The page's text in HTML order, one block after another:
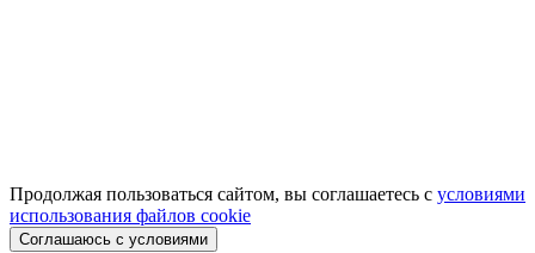
Продолжая пользоваться сайтом, вы соглашаетесь с условиями
использования файлов cookie
Соглашаюсь с условиями